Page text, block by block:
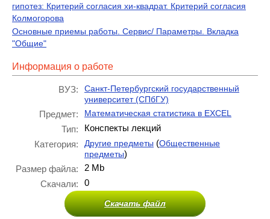
гипотез: Критерий согласия хи-квадрат. Критерий согласия
Колмогорова
Основные приемы работы. Сервис/ Параметры. Вкладка
"Общие"
Информация о работе
ВУЗ:
Санкт-Петербургский государственный
университет (СПбГУ)
Предмет: Математическая статистика в ЕХСЕL
Тип:
Конспекты лекций
Категория:
Другие предметы (Общественные
предметы)
Размер файла:
2 Mb
Скачали:
0
Скачать файл